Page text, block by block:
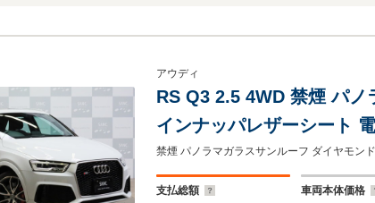
アウディ
RS Q3 2.5 4WD 禁煙 パノ
インナッパレザーシート
用エクステリア ベルハウ
ー 20AW
支払総額 車両本体価格